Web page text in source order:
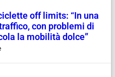
off limits: “In una
con problemi di
la mobilità dolce”